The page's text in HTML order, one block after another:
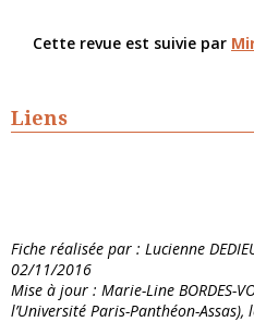
Cette revue est suivie par
Liens
Fiche réalisée par : Lucienne
02/11/2016
Mise à jour : Marie-Line BORDES-
l’Université Paris-Panthéon-